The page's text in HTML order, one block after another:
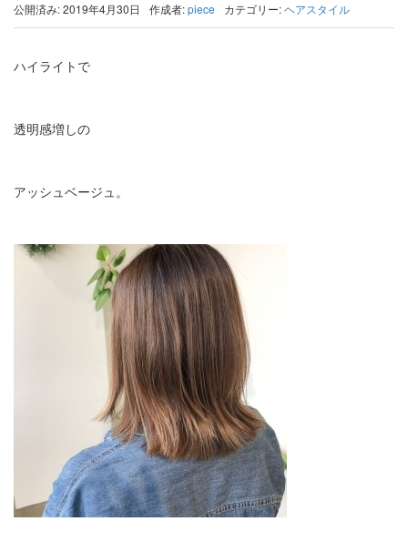
公開済み: 2019年4月30日 作成者:piece カテゴリー:ヘアスタイル
ハイライトで
透明感増しの
アッシュベージュ。